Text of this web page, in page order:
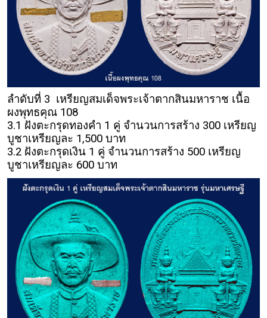
ลำดับที่ 3 เหรียญสมเด็จพระเจ้าตากสินมหาราช เนื้อ
ผงพุทธคุณ 108
3.1 ฝังตะกรุดทองคำ 1 คู่ จำนวนการสร้าง 300 เหรียญ
บูชาเหรียญละ 1,500 บาท
3.2 ฝังตะกรุดเงิน 1 คู่ จำนวนการสร้าง 500 เหรียญ
บูชาเหรียญละ 600 บาท